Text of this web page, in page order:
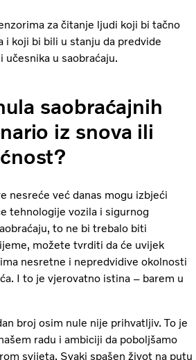
za čitanje ljudi koji bi tačno
i koji bi bili u stanju da predvide
učesnika u saobraćaju.
saobraćajnih
iz snova ili
nesreće već danas mogu izbjeći
tehnologije vozila i sigurnog
to ne bi trebalo biti
možete tvrditi da će uvijek
nesretne i nepredvidive okolnosti
I to je vjerovatno istina – barem u
broj osim nule nije prihvatljiv. To je
radu i ambiciji da poboljšamo
svijeta. Svaki spašen život na putu